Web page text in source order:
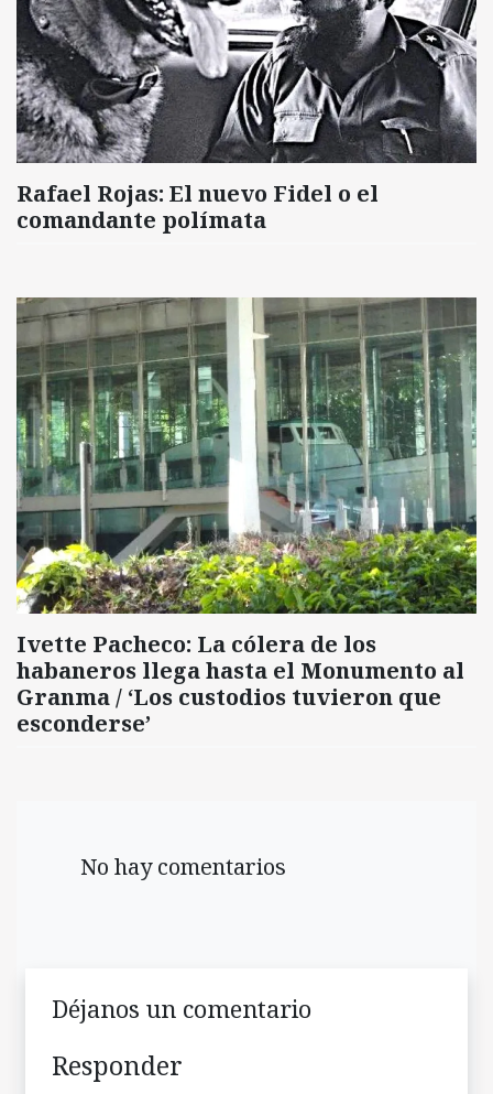
Rafael Rojas: El nuevo Fidel o el
comandante polímata
Ivette Pacheco: La cólera de los
habaneros llega hasta el Monumento al
Granma / ‘Los custodios tuvieron que
esconderse’
No hay comentarios
Déjanos un comentario
Responder